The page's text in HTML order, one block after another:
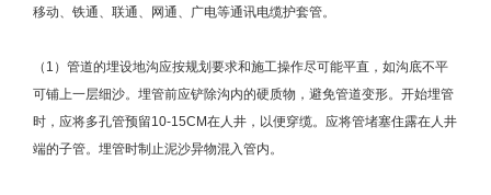
移动、铁通、联通、网通、广电等通讯电缆护套管。
（1）管道的埋设地沟应按规划要求和施工操作尽可能平直，如沟底不平
可铺上一层细沙。埋管前应铲除沟内的硬质物，避免管道变形。开始埋管
时，应将多孔管预留10-15CM在人井，以便穿缆。应将管堵塞住露在人井
端的子管。埋管时制止泥沙异物混入管内。